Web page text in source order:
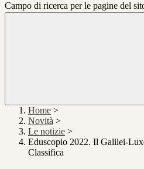
Campo di ricerca per le pagine del
Home >
Novità >
Le notizie >
Eduscopio 2022. Il Galilei-
Classifica